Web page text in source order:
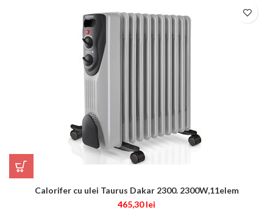
Calorifer cu ulei Taurus Dakar 2300. 2300W,11elem
465,30lei